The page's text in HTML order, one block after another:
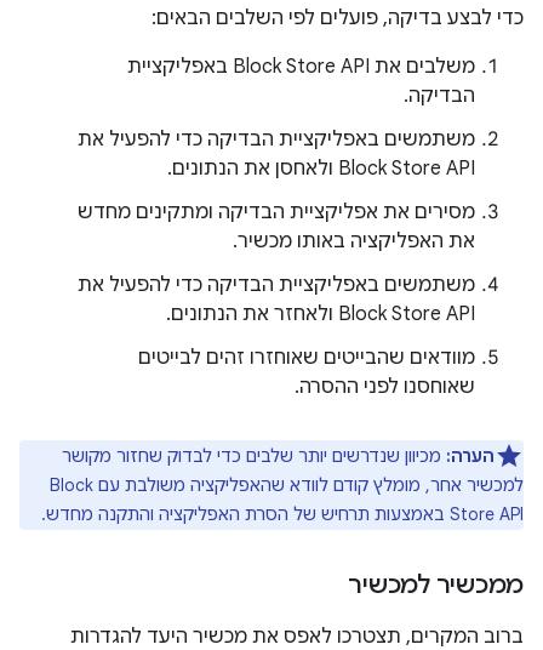
כדי לבצע בדיקה, פועלים לפי השלבים הבאים:
משלבים את Block Store API באפליקציית
הבדיקה.
משתמשים באפליקציית הבדיקה כדי להפעיל את
Block Store API ולאחסן את הנתונים.
מסירים את אפליקציית הבדיקה ומתקינים מחדש
את האפליקציה באותו מכשיר.
משתמשים באפליקציית הבדיקה כדי להפעיל את
Block Store API ולאחזר את הנתונים.
מוודאים שהבייטים שאוחזרו זהים לבייטים
שאוחסנו לפני ההסרה.
הערה: מכיוון שנדרשים יותר שלבים כדי לבדוק שחזור מקושר
למכשיר אחר, מומלץ קודם לוודא שהאפליקציה משולבת עם Block
Store API באמצעות תרחיש של הסרת האפליקציה והתקנה מחדש.
ממכשיר למכשיר
ברוב המקרים, תצטרכו לאפס את מכשיר היעד להגדרות